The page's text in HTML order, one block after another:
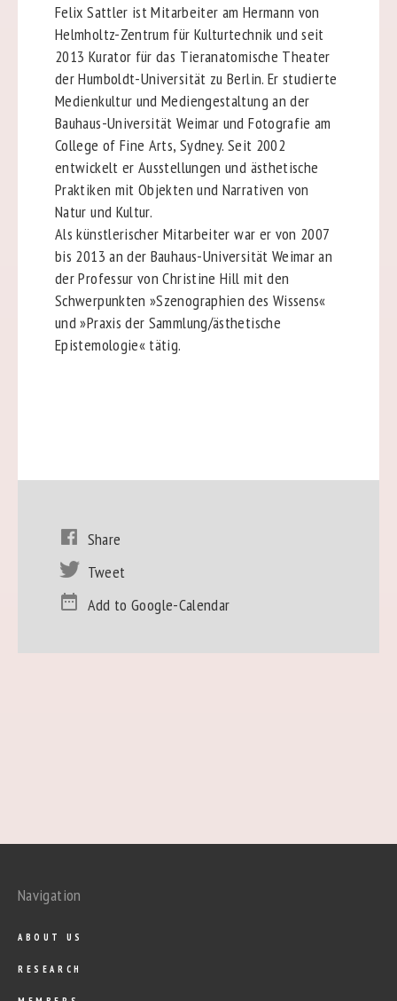
Felix Sattler ist Mitarbeiter am Hermann von
Helmholtz-Zentrum für Kulturtechnik und seit
2013 Kurator für das Tieranatomische Theater
der Humboldt-Universität zu Berlin. Er studierte
Medienkultur und Mediengestaltung an der
Bauhaus-Universität Weimar und Fotografie am
College of Fine Arts, Sydney. Seit 2002
entwickelt er Ausstellungen und ästhetische
Praktiken mit Objekten und Narrativen von
Natur und Kultur.
Als künstlerischer Mitarbeiter war er von 2007
bis 2013 an der Bauhaus-Universität Weimar an
der Professur von Christine Hill mit den
Schwerpunkten »Szenographien des Wissens«
und »Praxis der Sammlung/ästhetische
Epistemologie« tätig.
Share
Tweet
Add to Google-Calendar
Navigation
ABOUT US
RESEARCH